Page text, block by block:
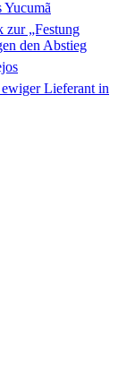
Yucumã
zur „Festung
den Abstieg
Lieferant in